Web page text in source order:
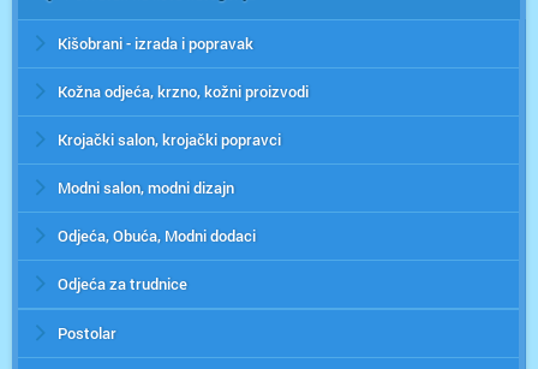
Kišobrani - izrada i popravak
Kožna odjeća, krzno, kožni proizvodi
Krojački salon, krojački popravci
Modni salon, modni dizajn
Odjeća, Obuća, Modni dodaci
Odjeća za trudnice
Postolar